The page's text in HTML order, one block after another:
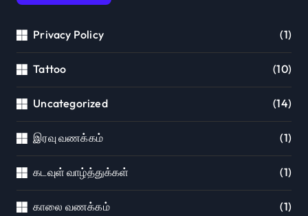
Privacy Policy (1)
Tattoo (10)
Uncategorized (14)
இரவு வணக்கம் (1)
கடவுள் வாழ்த்துக்கள் (1)
காலை வணக்கம் (1)